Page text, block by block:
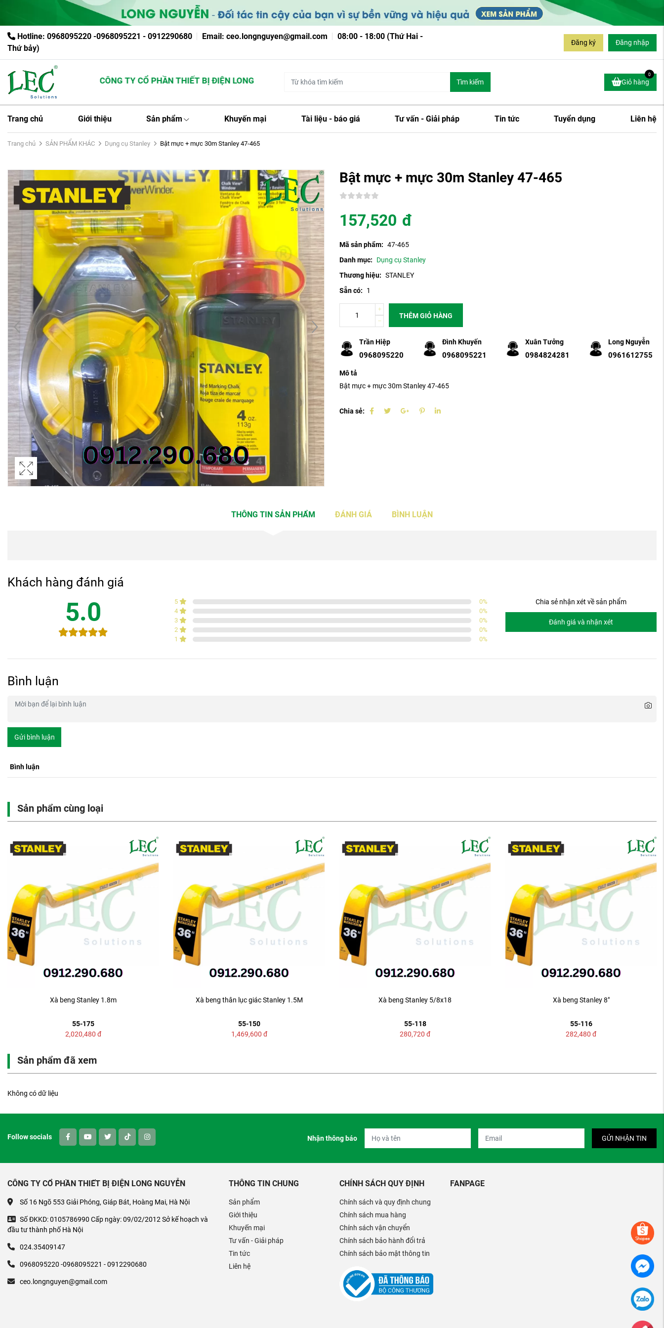
Hotline: 0968095220 -0968095221 - 0912290680 Email: ceo.longnguyen@gmail.com
08:00 - 18:00 (Thứ Hai -
Thứ bảy)
Đăng ký Đăng nhập
CÔNG TY CỔ PHẦN THIẾT BỊ ĐIỆN LONG NGUYỄN Tìm kiếm Giỏ hàng
0
Trang chủ Giới thiệu Sản phẩm Khuyến mại Tài liệu - báo giá Tư vấn - Giải pháp Tin tức Tuyển dụng Liên hệ
Trang chủ SẢN PHẨM KHÁC Dụng cụ Stanley Bật mực + mực 30m Stanley 47-465
Bật mực + mực 30m Stanley 47-465
157,520 đ
Mã sản phẩm: 47-465
Danh mục:
Dụng cụ Stanley
Thương hiệu: STANLEY
Sẵn có:
1
THÊM GIỎ HÀNG
Trần Hiệp
0968095220
Đình Khuyến
0968095221
Xuân Tưởng
0984824281
Long Nguyễn
0961612755
Mô tả
Bật mực + mực 30m Stanley 47-465
Chia sẻ:
THÔNG TIN SẢN PHẨM ĐÁNH GIÁ BÌNH LUẬN
Khách hàng đánh giá
5.0 5 0%
4
0%
3
0%
2
0%
1
0%
Chia sẻ nhận xét về sản phẩm
Đánh giá và nhận xét
Bình luận
Gửi bình luận
Bình luận
Sản phẩm cùng loại
Xà beng Stanley 1.8m
55-175
2,020,480 đ
Xà beng thân lục giác Stanley 1.5M
55-150
1,469,600 đ
Xà beng Stanley 5/8x18
55-118
280,720 đ
Xà beng Stanley 8"
55-116
282,480 đ
Sản phẩm đã xem
Không có dữ liệu
Follow socials Nhận thông báo GỬI NHẬN TIN
CÔNG TY CỔ PHẦN THIẾT BỊ ĐIỆN LONG NGUYỄN
Số 16 Ngõ 553 Giải Phóng, Giáp Bát, Hoàng Mai, Hà Nội
Số ĐKKD: 0105786990 Cấp ngày: 09/02/2012 Sở kế hoạch và
đầu tư thành phố Hà Nội
024.35409147
0968095220 -0968095221 - 0912290680
ceo.longnguyen@gmail.com
THÔNG TIN CHUNG
Sản phẩm
Giới thiệu
Khuyến mại
Tư vấn - Giải pháp
Tin tức
Liên hệ
CHÍNH SÁCH QUY ĐỊNH
Chính sách và quy định chung
Chính sách mua hàng
Chính sách vận chuyển
Chính sách bảo hành đổi trả
Chính sách bảo mật thông tin
FANPAGE